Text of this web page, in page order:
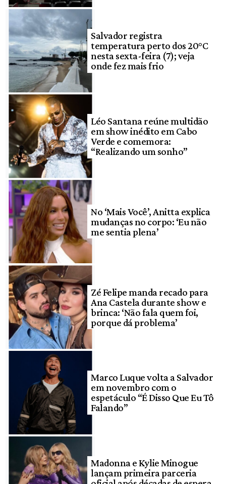
Salvador registra
temperatura perto dos 20°C
nesta sexta-feira (7); veja
onde fez mais frio
Léo Santana reúne multidão
em show inédito em Cabo
Verde e comemora:
“Realizando um sonho”
No ‘Mais Você’, Anitta explica
mudanças no corpo: ‘Eu não
me sentia plena’
Zé Felipe manda recado para
Ana Castela durante show e
brinca: ‘Não fala quem foi,
porque dá problema’
Marco Luque volta a Salvador
em novembro com o
espetáculo “É Disso Que Eu Tô
Falando”
Madonna e Kylie Minogue
lançam primeira parceria